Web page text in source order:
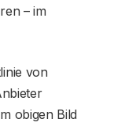
– im
von
obigen Bild